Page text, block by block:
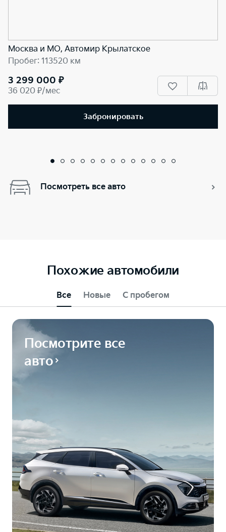
Москва и МО, Автомир Крылатское
Пробег: 113520 км
3 299 000 ₽
36 020 ₽/мес
Забронировать
Посмотреть все авто
Похожие автомобили
Все Новые С пробегом
Посмотрите все
авто